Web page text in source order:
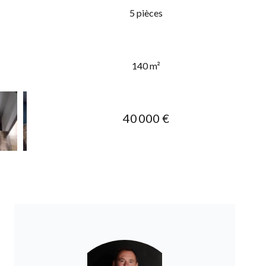
5 pièces
140 m²
40 000 €